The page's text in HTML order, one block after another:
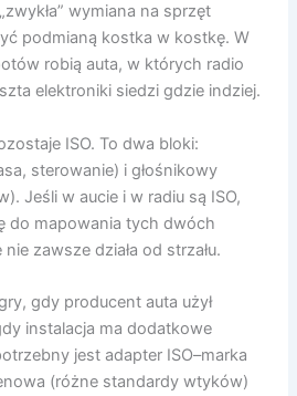
wymiana na sprzęt
podmianą kostka w kostkę. W
robią auta, w których radio
elektroniki siedzi gdzie indziej.
ISO. To dwa bloki:
sterowanie) i głośnikowy
Jeśli w aucie i w radiu są ISO,
do mapowania tych dwóch
zawsze działa od strzału.
gdy producent auta użył
instalacja ma dodatkowe
jest adapter ISO–marka
(różne standardy wtyków)